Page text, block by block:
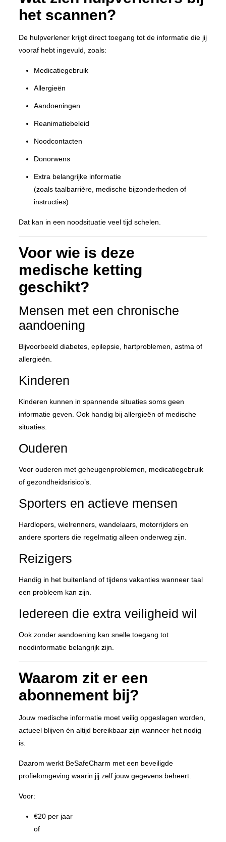
het scannen?
De hulpverlener krijgt direct toegang tot de informatie die jij
vooraf hebt ingevuld, zoals:
Medicatiegebruik
Allergieën
Aandoeningen
Reanimatiebeleid
Noodcontacten
Donorwens
Extra belangrijke informatie
(zoals taalbarrière, medische bijzonderheden of
instructies)
Dat kan in een noodsituatie veel tijd schelen.
Voor wie is deze
medische ketting
geschikt?
Mensen met een chronische
aandoening
Bijvoorbeeld diabetes, epilepsie, hartproblemen, astma of
allergieën.
Kinderen
Kinderen kunnen in spannende situaties soms geen
informatie geven. Ook handig bij allergieën of medische
situaties.
Ouderen
Voor ouderen met geheugenproblemen, medicatiegebruik
of gezondheidsrisico’s.
Sporters en actieve mensen
Hardlopers, wielrenners, wandelaars, motorrijders en
andere sporters die regelmatig alleen onderweg zijn.
Reizigers
Handig in het buitenland of tijdens vakanties wanneer taal
een probleem kan zijn.
Iedereen die extra veiligheid wil
Ook zonder aandoening kan snelle toegang tot
noodinformatie belangrijk zijn.
Waarom zit er een
abonnement bij?
Jouw medische informatie moet veilig opgeslagen worden,
actueel blijven én altijd bereikbaar zijn wanneer het nodig
is.
Daarom werkt BeSafeCharm met een beveiligde
profielomgeving waarin jij zelf jouw gegevens beheert.
Voor:
€20 per jaar
of